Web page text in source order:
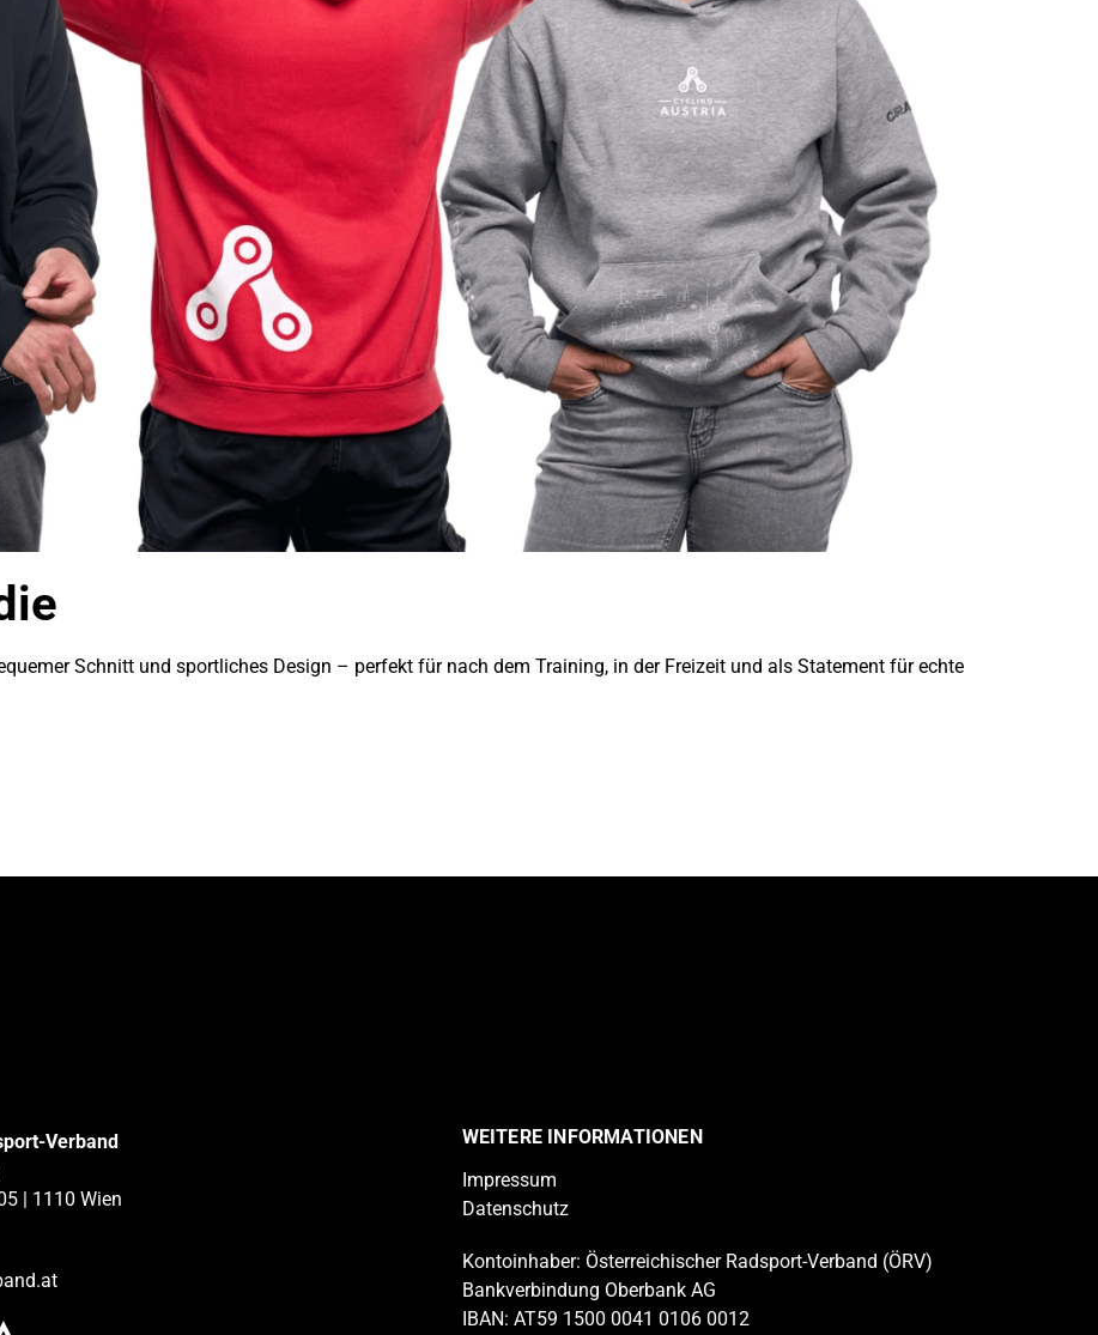
Schnitt und sportliches Design – perfekt für nach dem Training, in der Freizeit und als Statement für echte
Verband
| 1110 Wien
WEITERE INFORMATIONEN
Impressum
Datenschutz
Kontoinhaber: Österreichischer Radsport-Verband (ÖRV)
Bankverbindung Oberbank AG
IBAN: AT59 1500 0041 0106 0012